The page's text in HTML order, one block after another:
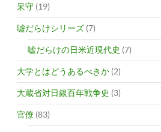
呆守 (19)
嘘だらけシリーズ (7)
嘘だらけの日米近現代史 (7)
大学とはどうあるべきか (2)
大蔵省対日銀百年戦争史 (3)
官僚 (83)